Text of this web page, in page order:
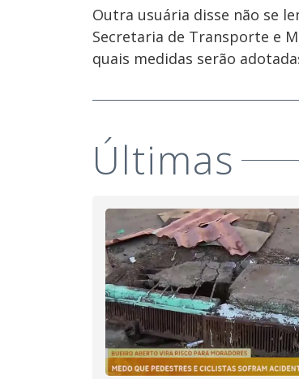
Outra usuária disse não se
Secretaria de Transporte e
quais medidas serão
Últimas